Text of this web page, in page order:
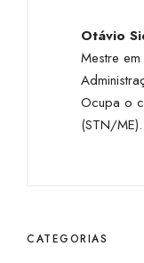
Otávio
Mestre
Ocupa o
(STN/
CATEGORIAS